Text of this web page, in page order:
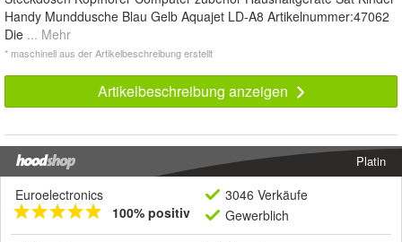
Handy Munddusche Blau Gelb Aquajet LD-A8 Artikelnummer:47062
Die ... Mehr
* maschinell aus der Artikelbeschreibung erstellt
Artikelbeschreibung anzeigen
Platin
Euroelectronics
100% positiv
3046 Verkäufe
Gewerblich